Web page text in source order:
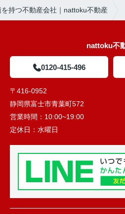
持つ不動産会社｜nattoku不動産
nattoku不
0120-415-496
〒416-0952
静岡県富士市青葉町572
営業時間： 10:00~19:00
定休日： 水曜日